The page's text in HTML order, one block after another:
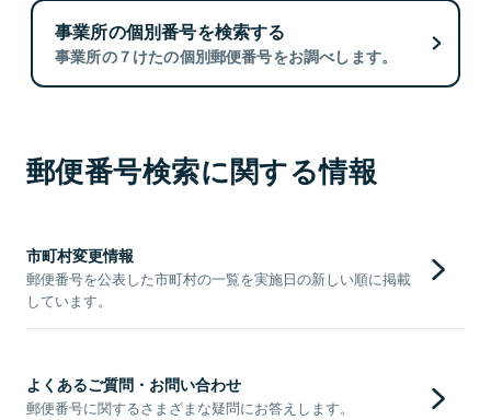
事業所の個別番号を検索する
事業所の７けたの個別郵便番号をお調べします。
郵便番号検索に関する情報
市町村変更情報
郵便番号を公表した市町村の一覧を実施日の新しい順に掲載
しています。
よくあるご質問・お問い合わせ
郵便番号に関するさまざまな疑問にお答えします。